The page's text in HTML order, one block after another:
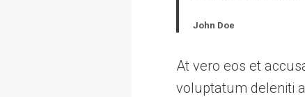
John Doe
At vero eos et
voluptatum deleniti